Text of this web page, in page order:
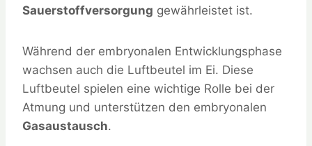
Sauerstoffversorgung gewährleistet ist.
Während der embryonalen Entwicklungsphase
wachsen auch die Luftbeutel im Ei. Diese
Luftbeutel spielen eine wichtige Rolle bei der
Atmung und unterstützen den embryonalen
Gasaustausch.